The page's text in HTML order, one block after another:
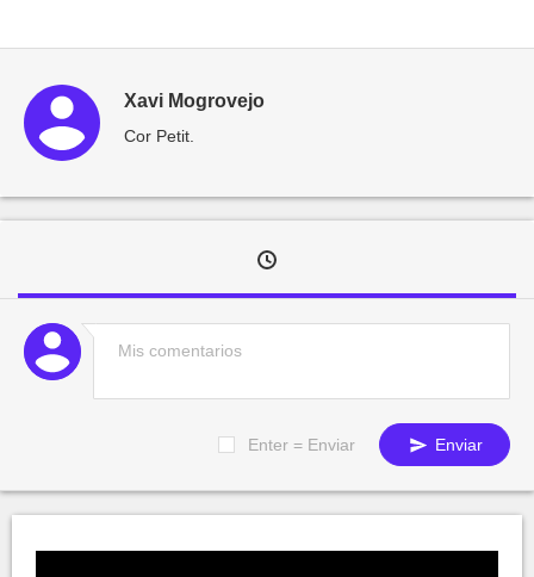
Xavi Mogrovejo
Cor Petit.
Enter = Enviar Enviar